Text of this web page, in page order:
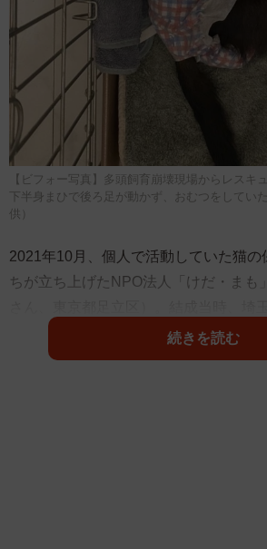
【ビフォー写真】多頭飼育崩壊現場からレスキ
下半身まひで後ろ足が動かず、おむつをしてい
供）
2021年10月、個人で活動していた猫の
ちが立ち上げたNPO法人「けだ・まも
の自宅で「多頭飼育崩壊が起きている
ました。この夫婦は数日後に引っ越す
続きを読む